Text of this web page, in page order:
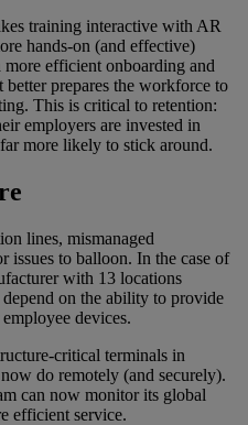
training interactive with AR
hands-on (and effective)
efficient onboarding and
prepares the workforce to
This is critical to retention:
employers are invested in
more likely to stick around.
lines, mismanaged
issues to balloon. In the case of
with 13 locations
on the ability to provide
devices.
critical terminals in
do remotely (and securely).
can now monitor its global
efficient service.